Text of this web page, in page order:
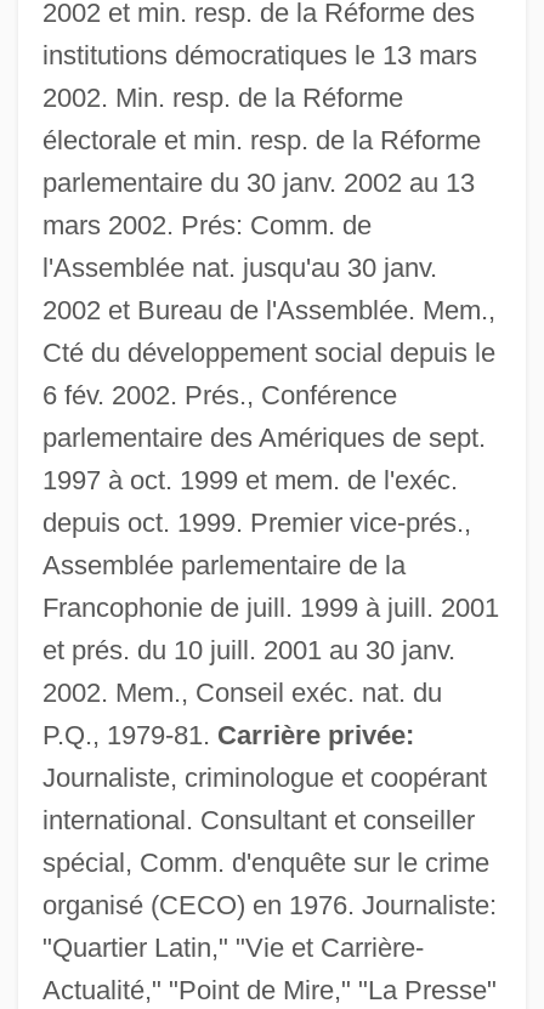
2002 et min. resp. de la Réforme des
institutions démocratiques le 13 mars
2002. Min. resp. de la Réforme
électorale et min. resp. de la Réforme
parlementaire du 30 janv. 2002 au 13
mars 2002. Prés: Comm. de
l'Assemblée nat. jusqu'au 30 janv.
2002 et Bureau de l'Assemblée. Mem.,
Cté du développement social depuis le
6 fév. 2002. Prés., Conférence
parlementaire des Amériques de sept.
1997 à oct. 1999 et mem. de l'exéc.
depuis oct. 1999. Premier vice-prés.,
Assemblée parlementaire de la
Francophonie de juill. 1999 à juill. 2001
et prés. du 10 juill. 2001 au 30 janv.
2002. Mem., Conseil exéc. nat. du
P.Q., 1979-81. Carrière privée:
Journaliste, criminologue et coopérant
international. Consultant et conseiller
spécial, Comm. d'enquête sur le crime
organisé (CECO) en 1976. Journaliste:
"Quartier Latin," "Vie et Carrière-
Actualité," "Point de Mire," "La Presse"